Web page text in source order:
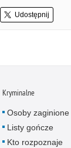
Udostępnij
Kryminalne
Osoby zaginione
Listy gończe
Kto rozpoznaje